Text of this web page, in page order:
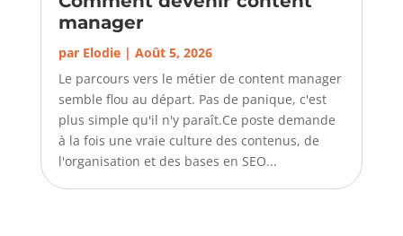
manager
par Elodie| Août 5, 2026
Le parcours vers le métier de content manager
semble flou au départ. Pas de panique, c'est
plus simple qu'il n'y paraît.Ce poste demande
à la fois une vraie culture des contenus, de
l'organisation et des bases en SEO...